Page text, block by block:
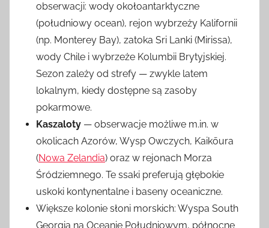
obserwacji: wody okołoantarktyczne
(południowy ocean), rejon wybrzeży Kalifornii
(np. Monterey Bay), zatoka Sri Lanki (Mirissa),
wody Chile i wybrzeże Kolumbii Brytyjskiej.
Sezon zależy od strefy — zwykle latem
lokalnym, kiedy dostępne są zasoby
pokarmowe.
Kaszaloty — obserwacje możliwe m.in. w
okolicach Azorów, Wysp Owczych, Kaikōura
(Nowa Zelandia) oraz w rejonach Morza
Śródziemnego. Te ssaki preferują głębokie
uskoki kontynentalne i baseny oceaniczne.
Większe kolonie słoni morskich: Wyspa South
Georgia na Oceanie Południowym, północne